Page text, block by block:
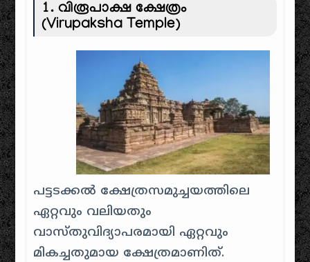
1. വിരൂപാക്ഷ ക്ഷേത്രം
(Virupaksha Temple)
പട്ടടക്കൽ ക്ഷേത്രസമുച്ചയത്തിലെ
ഏറ്റവും വലിയതും
വാസ്തുവിദ്യാപരമായി ഏറ്റവും
മികച്ചതുമായ ക്ഷേത്രമാണിത്.